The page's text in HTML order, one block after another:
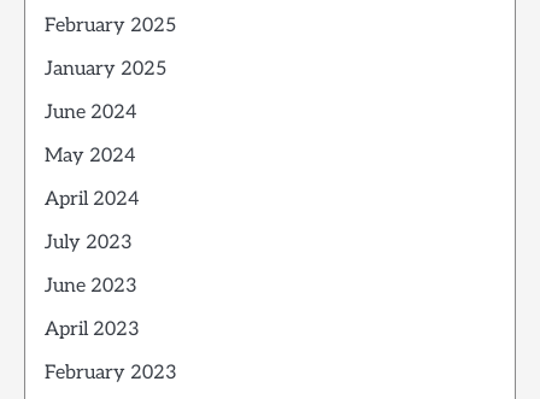
February 2025
January 2025
June 2024
May 2024
April 2024
July 2023
June 2023
April 2023
February 2023